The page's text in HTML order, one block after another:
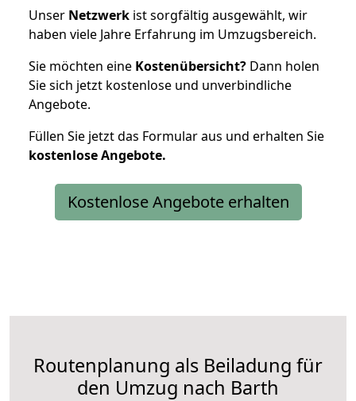
Unser Netzwerk ist sorgfältig ausgewählt, wir
haben viele Jahre Erfahrung im Umzugsbereich.
Sie möchten eine Kostenübersicht? Dann holen
Sie sich jetzt kostenlose und unverbindliche
Angebote.
Füllen Sie jetzt das Formular aus und erhalten Sie
kostenloseAngebote.
Kostenlose Angebote erhalten
Routenplanung als Beiladung für
den Umzug nach Barth